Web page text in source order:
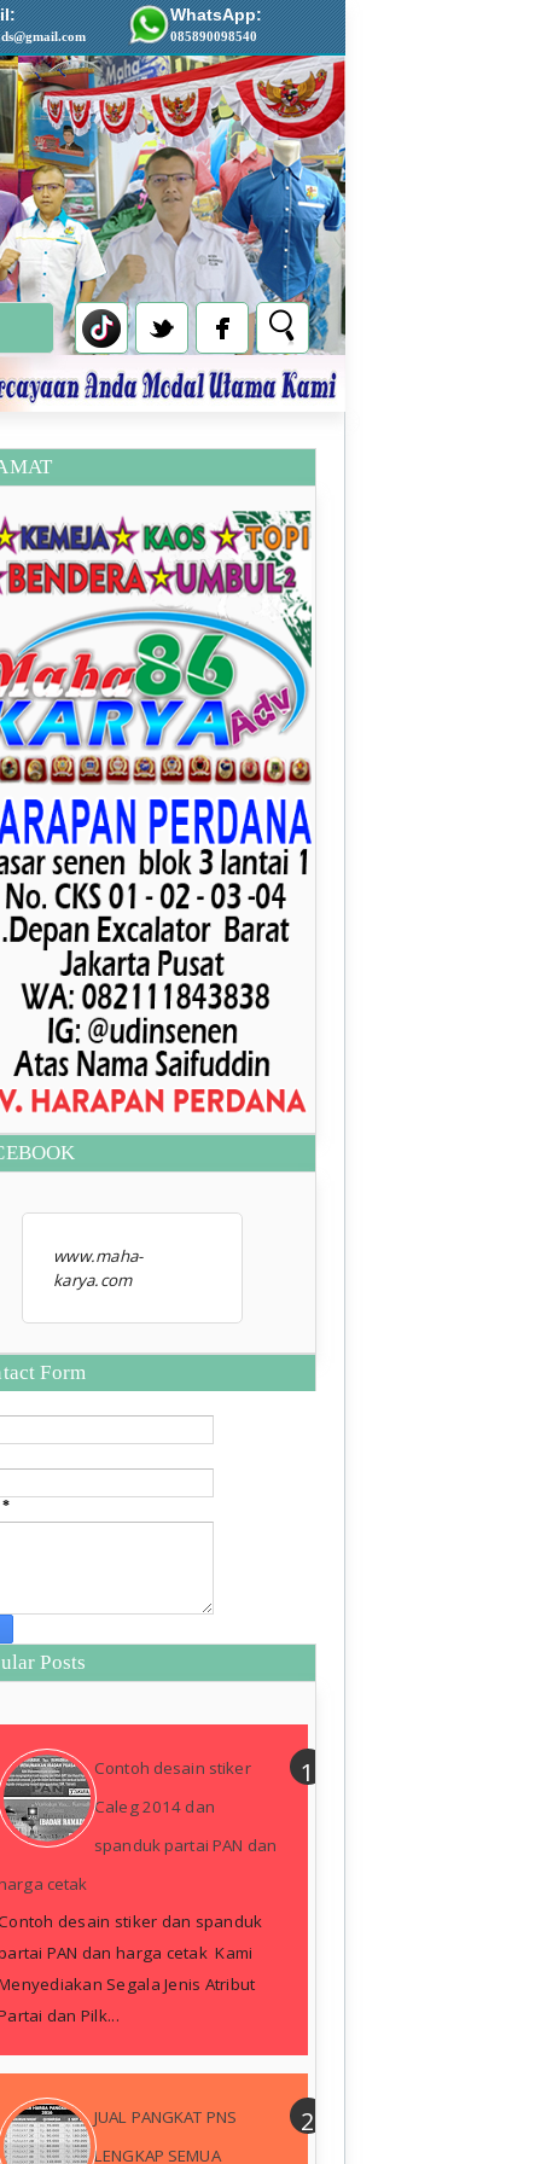
WhatsApp:
085890098540
www.maha-
karya.com
Form
*
Posts
Contoh desain stiker
Caleg 2014 dan
spanduk partai PAN dan
cetak
desain stiker dan spanduk
PAN dan harga cetak Kami
Segala Jenis Atribut
dan Pilk...
JUAL PANGKAT PNS
LENGKAP SEMUA